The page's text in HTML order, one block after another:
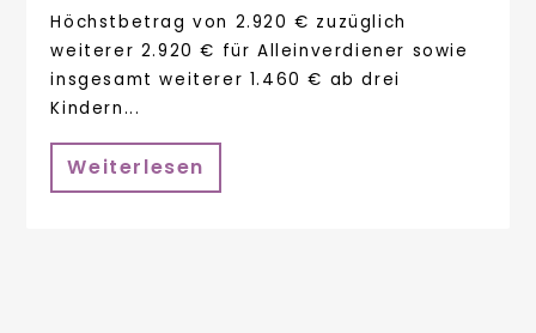
Höchstbetrag von 2.920 € zuzüglich
weiterer 2.920 € für Alleinverdiener sowie
insgesamt weiterer 1.460 € ab drei
Kindern...
Weiterlesen